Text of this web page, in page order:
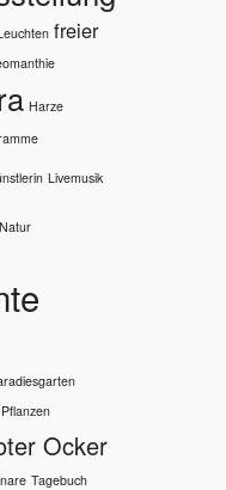
freier
Harze
Livemusik
Natur
Pflanzen
Ocker
Tagebuch